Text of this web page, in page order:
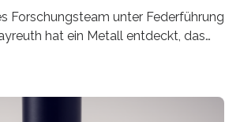
Forschungsteam unter Federführung
hat ein Metall entdeckt, das
Lage, eine sogenannte zweite